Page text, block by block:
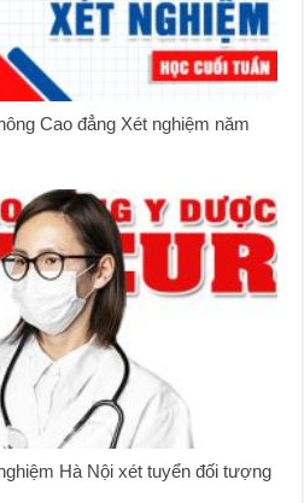
Cao đẳng Xét nghiệm năm
Hà Nội xét tuyển đối tượng